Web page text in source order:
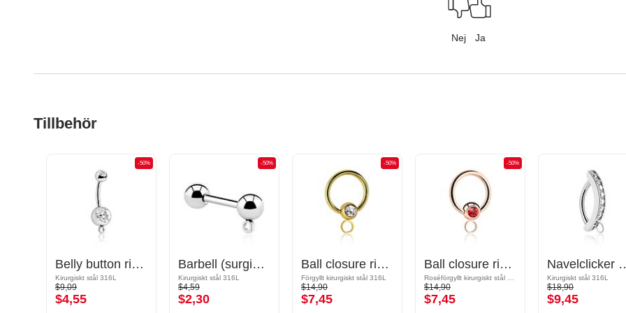
Nej Ja
Tillbehör
-50%
Belly button ring (surgical steel, silver, shiny finish) med hoop for attachments och kristallsten
Kirurgiskt stål 316L
$9,09
$4,55
-50%
Barbell (surgical steel, silver, shiny finish) med hoop for attachments
Kirurgiskt stål 316L
$4,59
$2,30
-50%
Ball closure ring (surgical steel, gold, shiny finish) med kristallsten och hoop for attachments
Förgyllt kirurgiskt stål 316L
$14,90
$7,45
-50%
Ball closure ring (surgical steel, rose gold, shiny finish) med kristallsten och hoop for attachments
$14,90
$7,45
Navelclicker med hoop
Kirurgiskt stål 316L
$18,90
$9,45